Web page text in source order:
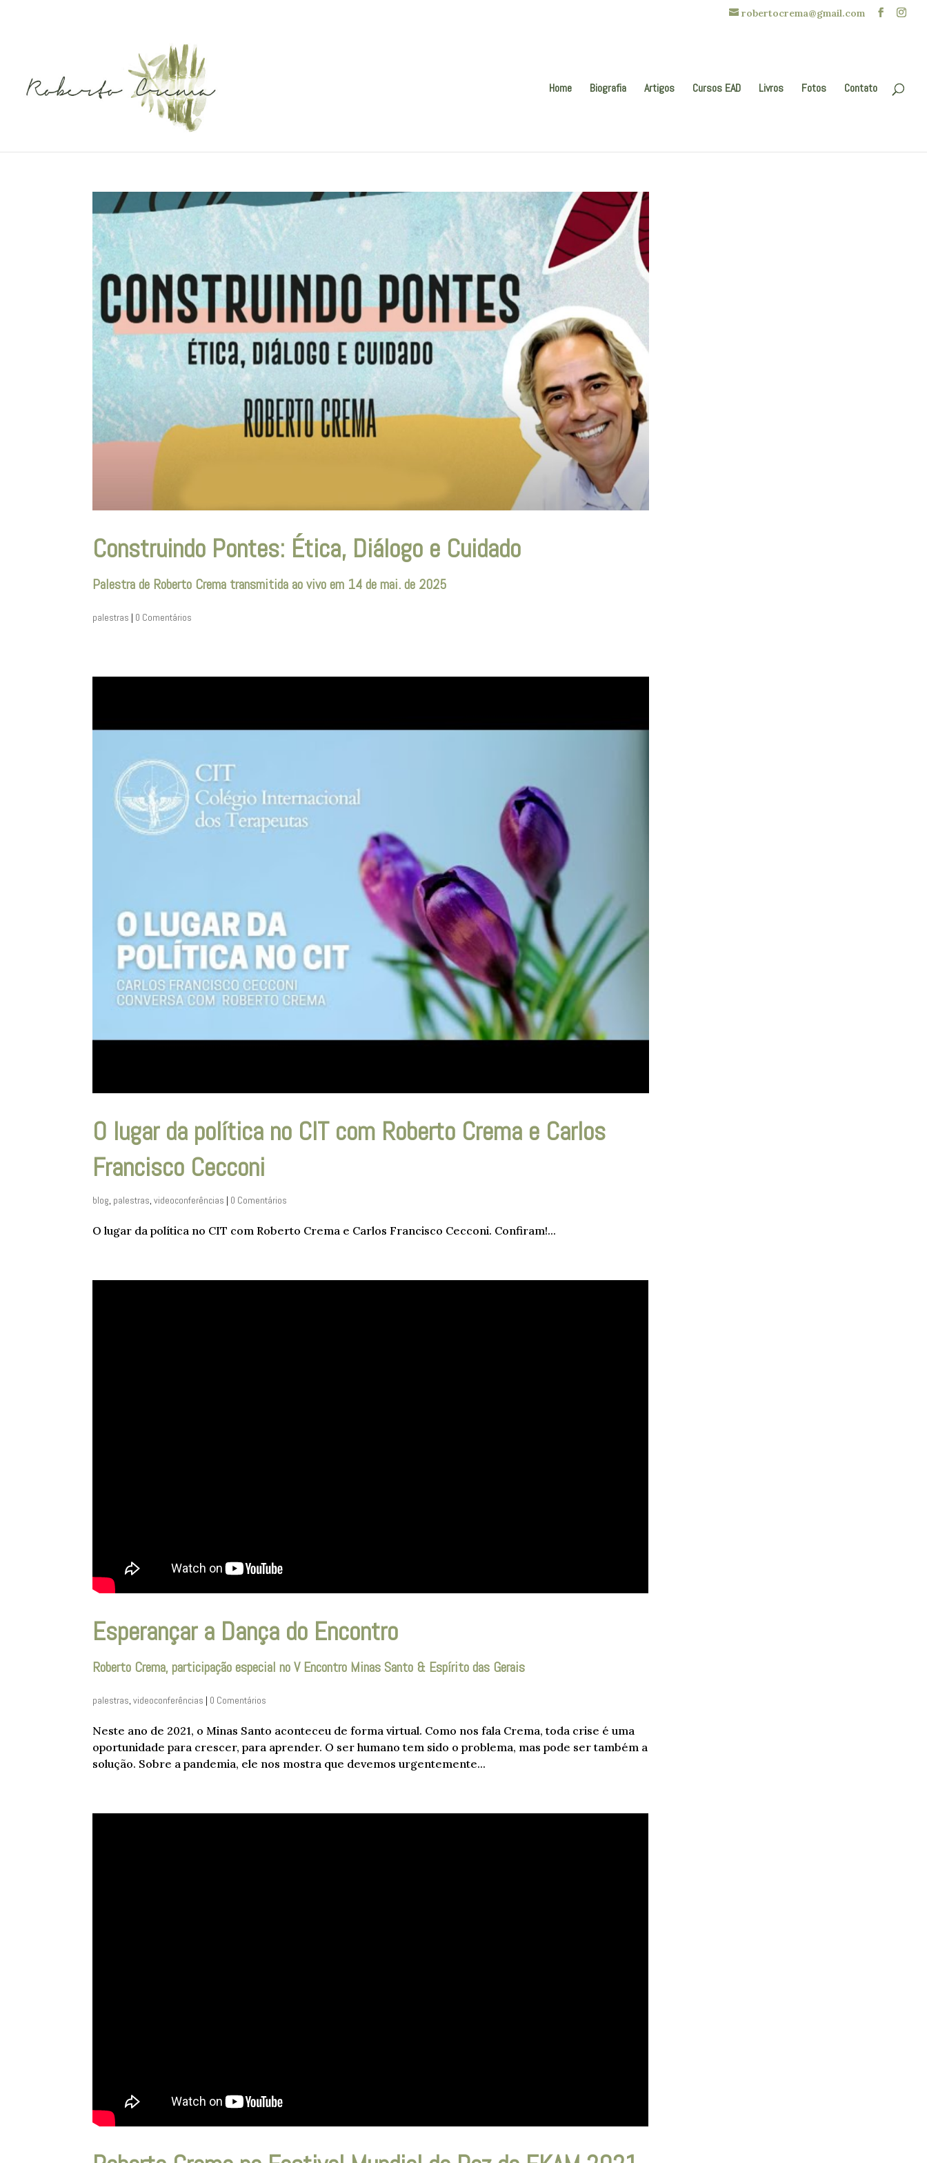
robertocrema@gmail.com
Home Biografia Artigos Cursos EAD Livros Fotos Contato
Construindo Pontes: Ética, Diálogo e Cuidado
Palestra de Roberto Crema transmitida ao vivo em 14 de mai. de 2025
palestras | 0 Comentários
O lugar da política no CIT com Roberto Crema e Carlos
Francisco Cecconi
blog, palestras,videoconferências | 0 Comentários
O lugar da política no CIT com Roberto Crema e Carlos Francisco Cecconi. Confiram!...
Esperançar a Dança do Encontro
Roberto Crema, participação especial no V Encontro Minas Santo & Espírito das Gerais
palestras,videoconferências | 0 Comentários
Neste ano de 2021, o Minas Santo aconteceu de forma virtual. Como nos fala Crema, toda crise é uma
oportunidade para crescer, para aprender. O ser humano tem sido o problema, mas pode ser também a
solução. Sobre a pandemia, ele nos mostra que devemos urgentemente...